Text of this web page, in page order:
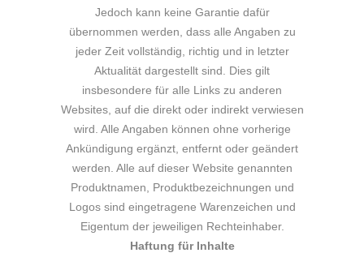
Jedoch kann keine Garantie dafür
übernommen werden, dass alle Angaben zu
jeder Zeit vollständig, richtig und in letzter
Aktualität dargestellt sind. Dies gilt
insbesondere für alle Links zu anderen
Websites, auf die direkt oder indirekt verwiesen
wird. Alle Angaben können ohne vorherige
Ankündigung ergänzt, entfernt oder geändert
werden. Alle auf dieser Website genannten
Produktnamen, Produktbezeichnungen und
Logos sind eingetragene Warenzeichen und
Eigentum der jeweiligen Rechteinhaber.
Haftung für Inhalte